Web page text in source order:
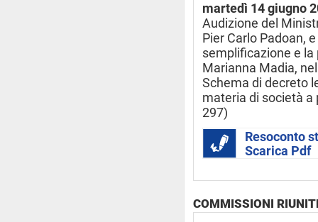
martedì 14 giugno
Audizione del
Pier Carlo Padoan,
semplificazione e
Marianna Madia,
Schema di decreto
materia di società
297)
Resoconto
Scarica Pdf
COMMISSIONI